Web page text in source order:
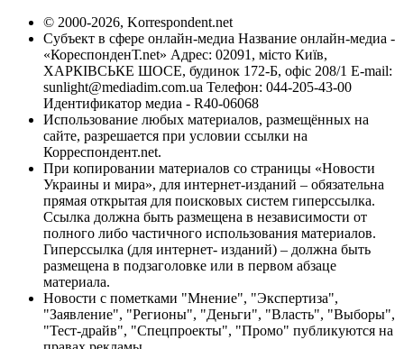
© 2000-2026, Korrespondent.net
Субъект в сфере онлайн-медиа Название онлайн-медиа -
«КореспонденТ.net» Адрес: 02091, місто Київ,
ХАРКІВСЬКЕ ШОСЕ, будинок 172-Б, офіс 208/1 E-mail:
sunlight@mediadim.com.ua Телефон: 044-205-43-00
Идентификатор медиа - R40-06068
Использование любых материалов, размещённых на
сайте, разрешается при условии ссылки на
Корреспондент.net.
При копировании материалов со страницы «Новости
Украины и мира», для интернет-изданий – обязательна
прямая открытая для поисковых систем гиперссылка.
Ссылка должна быть размещена в независимости от
полного либо частичного использования материалов.
Гиперссылка (для интернет- изданий) – должна быть
размещена в подзаголовке или в первом абзаце
материала.
Новости с пометками "Мнение", "Экспертиза",
"Заявление", "Регионы", "Деньги", "Власть", "Выборы",
"Тест-драйв", "Спецпроекты", "Промо" публикуются на